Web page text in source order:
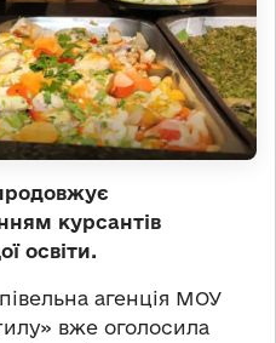
курсантів
освіти.
агенція МОУ
вже оголосила